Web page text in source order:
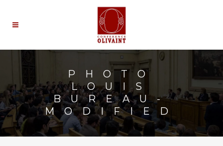
PHOTO
LOUIS
BUREAU-
MODIFIED